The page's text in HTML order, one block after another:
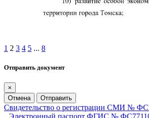
1 2 3 4 5 ... 8
Отправить документ
×
Отмена
Отправить
Свидетельство о регистрации СМИ №